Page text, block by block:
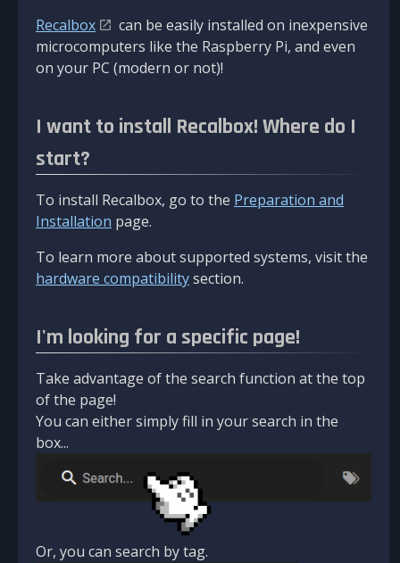
Recalbox
can be easily installed on inexpensive
microcomputers like the Raspberry Pi, and even
on your PC (modern or not)!
I want to install Recalbox! Where do I
start?
To install Recalbox, go to the Preparation and
Installation page.
To learn more about supported systems, visit the
hardware compatibilitysection.
I'm looking for a specific page!
Take advantage of the search function at the top
of the page!
You can either simply fill in your search in the
box...
Or, you can search by tag.